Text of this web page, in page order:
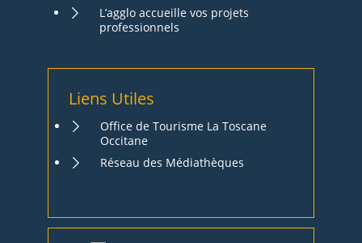
L’agglo accueille vos projets
professionnels
Liens Utiles
Office de Tourisme La Toscane
Occitane
Réseau des Médiathèques